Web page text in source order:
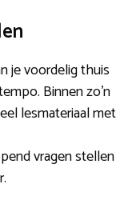
je voordelig thuis
Binnen zo’n
lesmateriaal met
vragen stellen